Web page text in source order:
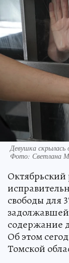
Девушка скрылась
Фото: Светлана
свободы для
содержание
Об этом
Томской